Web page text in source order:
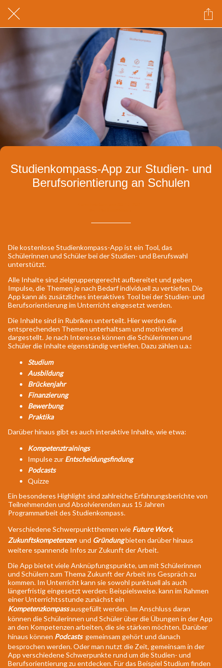
Studienkompass-App zur Studien- und
Berufsorientierung an Schulen
Die kostenlose Studienkompass-App ist ein Tool, das
Schülerinnen und Schüler bei der Studien- und Berufswahl
unterstützt.
Alle Inhalte sind zielgruppengerecht aufbereitet und geben
Impulse, die Themen je nach Bedarf individuell zu vertiefen. Die
App kann als zusätzliches interaktives Tool bei der Studien- und
Berufsorientierung im Unterricht eingesetzt werden.
Die Inhalte sind in Rubriken unterteilt. Hier werden die
entsprechenden Themen unterhaltsam und motivierend
dargestellt. Je nach Interesse können die Schülerinnen und
Schüler die Inhalte eigenständig vertiefen. Dazu zählen u.a.:
Studium
Ausbildung
Brückenjahr
Finanzierung
Bewerbung
Praktika
Darüber hinaus gibt es auch interaktive Inhalte, wie etwa:
Kompetenztrainings
Impulse zur Entscheidungsfindung
Podcasts
Quizze
Ein besonderes Highlight sind zahlreiche Erfahrungsberichte von
Teilnehmenden und Absolvierenden aus 15 Jahren
Programmarbeit des Studienkompass.
Verschiedene Schwerpunktthemen wie Future Work,
Zukunftskompetenzen und Gründungbieten darüber hinaus
weitere spannende Infos zur Zukunft der Arbeit.
Die App bietet viele Anknüpfungspunkte, um mit Schülerinnen
und Schülern zum Thema Zukunft der Arbeit ins Gespräch zu
kommen. Im Unterricht kann sie sowohl punktuell als auch
längerfristig eingesetzt werden: Beispielsweise. kann im Rahmen
einer Unterrichtsstunde zunächst ein
Kompetenzkompassausgefüllt werden. Im Anschluss daran
können die Schülerinnen und Schüler über die Übungen in der App
an den Kompetenzen arbeiten, die sie stärken möchten. Darüber
hinaus können Podcastsgemeinsam gehört und danach
besprochen werden. Oder man nutzt die Zeit, gemeinsam in der
App verschiedene Schwerpunkte rund um die Studien- und
Berufsorientierung zu entdecken. Für das Beispiel Studium finden